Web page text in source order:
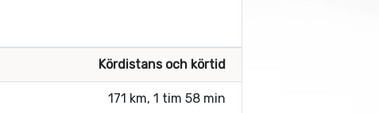
Kördistans och körtid
171 km, 1 tim 58 min